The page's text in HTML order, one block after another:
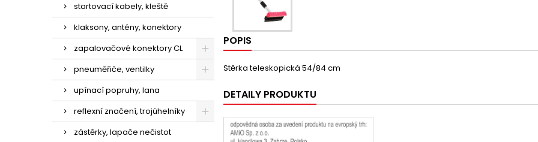
startovací kabely, kleště
klaksony, antény, konektory
zapalovačové konektory CL
pneuměřiče, ventilky
upínací popruhy, lana
reflexní značení, trojúhelníky
zástěrky, lapače nečistot
POPIS
Stěrka teleskopická 54/84 cm
DETAILY PRODUKTU